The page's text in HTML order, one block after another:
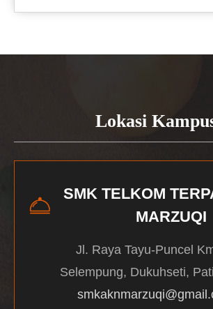
Lokasi
SMK TELKOM
MARZUQI
Jl. Raya Tayu-Puncel
Selempung, Dukuhseti,